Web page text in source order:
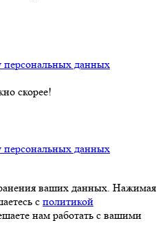
персональных данных
скорее!
персональных данных
ваших данных. Нажимая
с политикой
нам работать с вашими